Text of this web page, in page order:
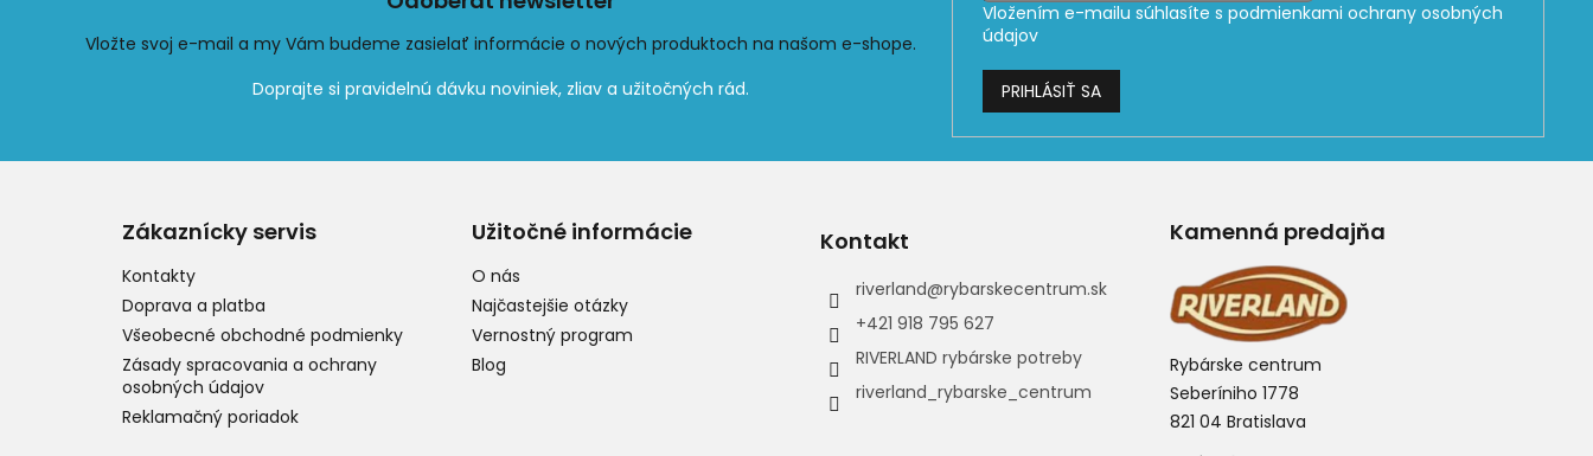
Vložte svoj e-mail a my Vám budeme zasielať informácie o nových produktoch na našom e-shope.
Vložením e-mailu súhlasíte s podmienkami ochrany osobných
údajov
PRIHLÁSIŤ SA
Zákaznícky servis
Kontakty
Doprava a platba
Všeobecné obchodné podmienky
Zásady spracovania a ochrany
osobných údajov
Reklamačný poriadok
Užitočné informácie
O nás
Najčastejšie otázky
Vernostný program
Blog
Kontakt
riverland@rybarskecentrum.sk
+421 918 795 627
RIVERLAND rybárske potreby
riverland_rybarske_centrum
Kamenná predajňa
Rybárske centrum
Seberíniho 1778
821 04 Bratislava